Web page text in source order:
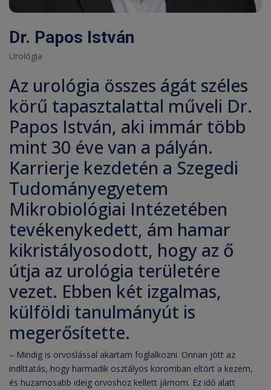
Dr. Papos István
Urológia
Az urológia összes ágát széles
körű tapasztalattal műveli Dr.
Papos István, aki immár több
mint 30 éve van a pályán.
Karrierje kezdetén a Szegedi
Tudományegyetem
Mikrobiológiai Intézetében
tevékenykedett, ám hamar
kikristályosodott, hogy az ő
útja az urológia területére
vezet. Ebben két izgalmas,
külföldi tanulmányút is
megerősítette.
– Mindig is orvoslással akartam foglalkozni. Onnan jött az
indíttatás, hogy harmadik osztályos koromban eltört a kezem,
és huzamosabb ideig orvoshoz kellett járnom. Ez idő alatt